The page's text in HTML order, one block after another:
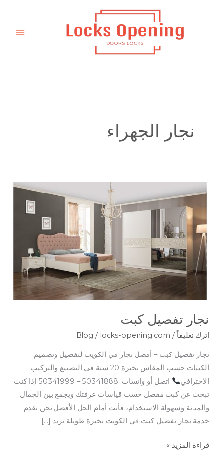
نجار الجهراء
نجار تفصيل كبت
اترك تعليقاً /
Blog / locks-opening.com
نجار تفصيل كبت – أفضل نجار في الكويت لتفصيل وتصميم
الكبتات حسب المقاس بخبرة 20 سنة في التصنيع والتركيب
الاحترافي
اتصل أو واتساب: 50341888 – 50341999 إذا كنت
تبحث عن كبت مفصل حسب قياسات غرفتك ويجمع بين الجمال
والمتانة وسهولة الاستخدام، فأنت أمام الحل الأفضل.نحن نقدم
خدمة نجار تفصيل كبت في الكويت بخبرة طويلة تزيد […]
نجار
قراءة المزيد »